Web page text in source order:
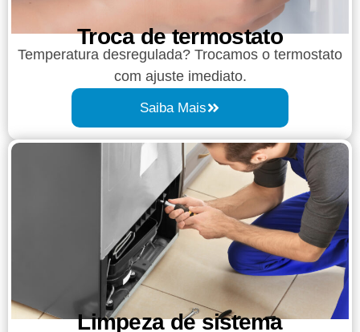
Troca de termostato
Temperatura desregulada? Trocamos o termostato
com ajuste imediato.
Saiba Mais
Limpeza de sistema